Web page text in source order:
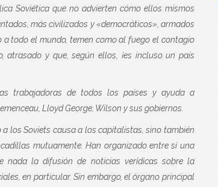
Soviética que no advierten cómo ellos mismos
más civilizados y «democráticos», armados
todo el mundo, temen como al fuego el contagio
atrasado y que, según ellos, ¡es incluso un país
trabajadoras de todos los países y ayuda a
Lloyd George, Wilson y sus gobiernos.
los Soviets causa a los capitalistas, sino también
mutuamente. Han organizado entre sí una
nada la difusión de noticias verídicas sobre la
en particular. Sin embargo, el órgano principal